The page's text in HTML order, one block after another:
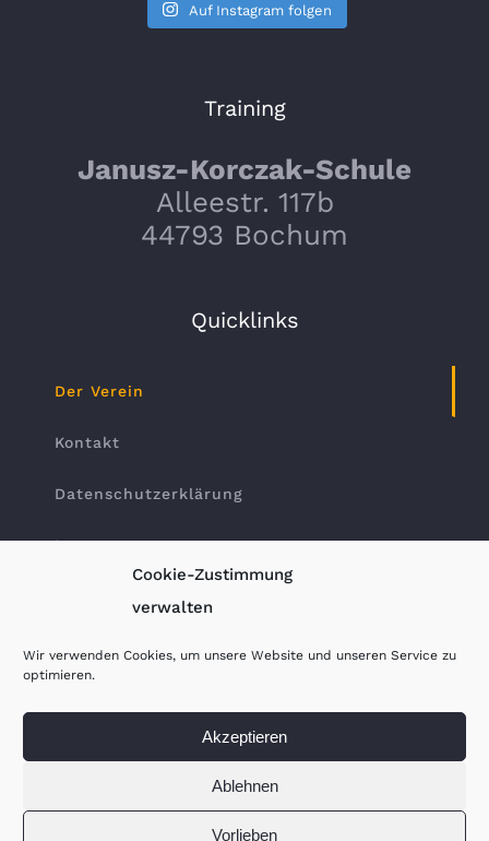
Cookie-Zustimmung
verwalten
Wir verwenden Cookies, um unsere Website und unseren Service zu
optimieren.
Akzeptieren
Ablehnen
Vorlieben
Auf Instagram folgen
Training
Janusz-Korczak-Schule
Alleestr. 117b
44793 Bochum
Quicklinks
Der Verein
Kontakt
Datenschutzerklärung
Impressum
Alle Rechte vorbehalten. | Sponsored by
webpen.de-Webdesign Gelsenkirchen